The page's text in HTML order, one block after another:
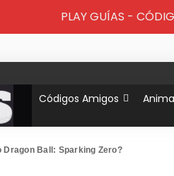
Códigos Amigos
Ball: Sparking Zero?
PLAY GUÍAS -